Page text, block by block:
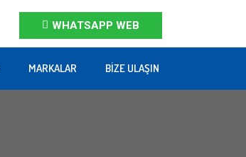
WHATSAPP WEB
MARKALAR BIZE ULAŞIN